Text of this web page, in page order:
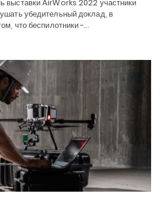
выставки AirWorks 2022 участники
убедительный доклад, в
что беспилотники -…